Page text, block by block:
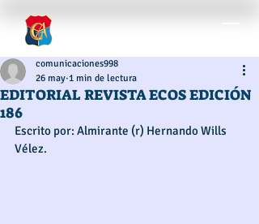
EDITORIAL REVISTA ECOS EDICIÓN
186
comunicaciones998
26 may 1 min de lectura
Escrito por: Almirante (r) Hernando Wills
Vélez.